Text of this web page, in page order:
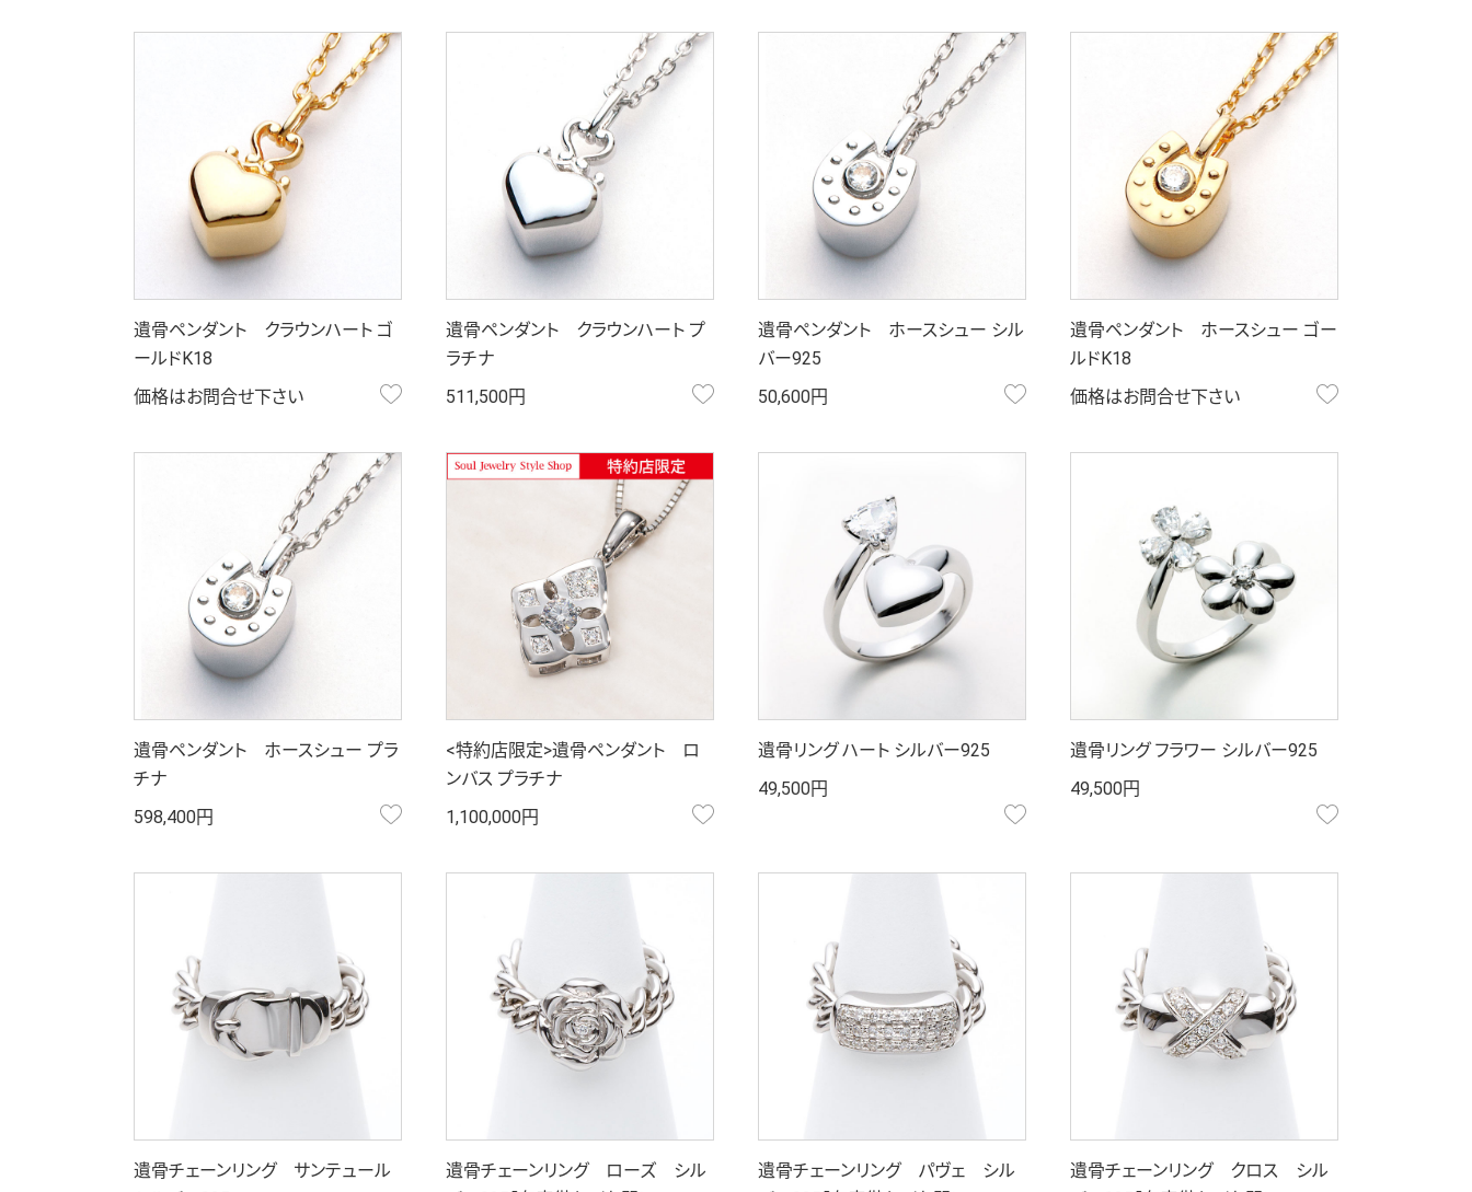
遺骨ペンダント クラウンハート ゴ
ールドK18
価格はお問合せ下さい
お気に入り
遺骨ペンダント クラウンハート プ
ラチナ
511,500円
お気に入り
遺骨ペンダント ホースシュー シル
バー925
50,600円
お気に入り
遺骨ペンダント ホースシュー ゴー
ルドK18
価格はお問合せ下さい
遺骨ペンダント ホースシュー プラ
チナ
598,400円
お気に入り
<特約店限定>遺骨ペンダント ロ
ンバス プラチナ
1,100,000円
遺骨リング ハート シルバー925
49,500円
遺骨リング フラワー シルバー925
49,500円
遺骨チェーンリング サンテュール
遺骨チェーンリング ローズ シル
遺骨チェーンリング パヴェ シル
遺骨チェーンリング クロス シル